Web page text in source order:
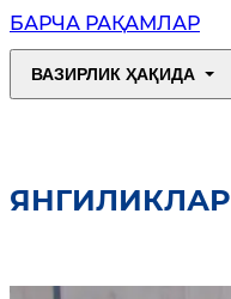
БАРЧА РАҚАМЛАР
ВАЗИРЛИК ҲАҚИДА
ЯНГИЛИКЛАР